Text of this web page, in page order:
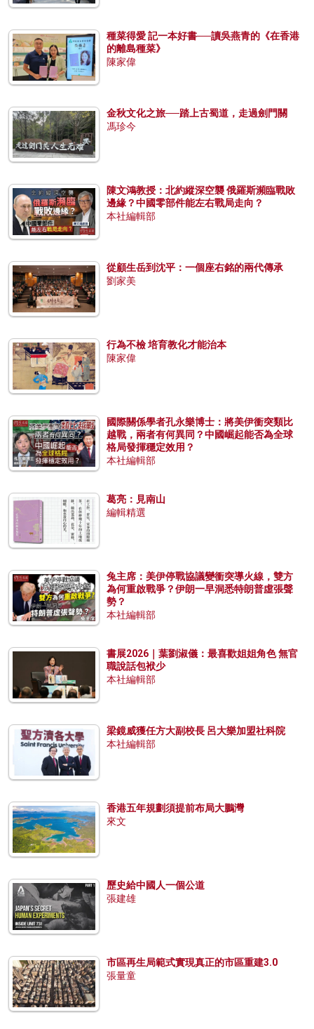
種菜得愛 記一本好書──讀吳燕青的《在香港
的離島種菜》
陳家偉
金秋文化之旅──踏上古蜀道，走過劍門關
馮珍今
陳文鴻教授：北約縱深空襲 俄羅斯瀕臨戰敗
邊緣？中國零部件能左右戰局走向？
本社編輯部
從顧生岳到沈平：一個座右銘的兩代傳承
劉家美
行為不檢 培育教化才能治本
陳家偉
國際關係學者孔永樂博士：將美伊衝突類比
越戰，兩者有何異同？中國崛起能否為全球
格局發揮穩定效用？
本社編輯部
葛亮：見南山
編輯精選
兔主席：美伊停戰協議變衝突導火線，雙方
為何重啟戰爭？伊朗一早洞悉特朗普虛張聲
勢？
本社編輯部
書展2026｜葉劉淑儀：最喜歡姐姐角色 無官
職說話包袱少
本社編輯部
梁鏡威獲任方大副校長 呂大樂加盟社科院
本社編輯部
香港五年規劃須提前布局大鵬灣
來文
歷史給中國人一個公道
張建雄
市區再生局範式實現真正的市區重建3.0
張量童